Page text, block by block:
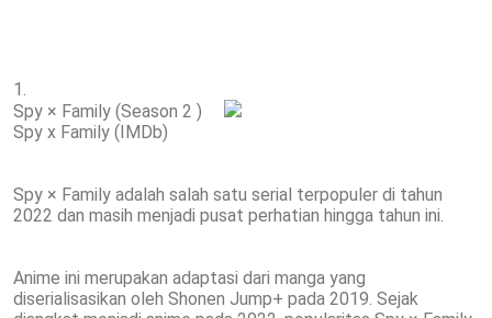
1.
Spy × Family (Season 2 )
Spy x Family (IMDb)
Spy × Family adalah salah satu serial terpopuler di tahun
2022 dan masih menjadi pusat perhatian hingga tahun ini.
Anime ini merupakan adaptasi dari manga yang
diserialisasikan oleh Shonen Jump+ pada 2019. Sejak